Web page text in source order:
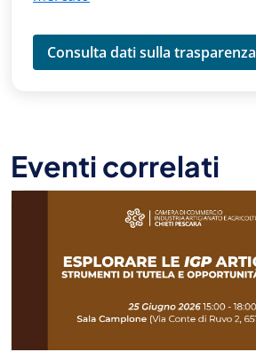
Consulta dati sulla trasparenza
Eventi correlati